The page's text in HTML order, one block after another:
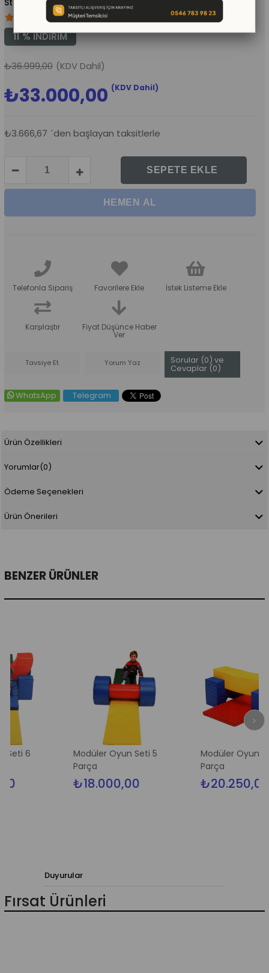
(KMS619)
%
11 İNDIRIM
₺36.999,00 (KDV Dahil)
₺33.000,00 (KDV Dahil)
₺3.666,67 `den başlayan taksitlerle
Telefonla Sipariş Favorilere Ekle İstek Listeme Ekle
Karşılaştır Fiyat Düşünce Haber
Ver
Tavsiye Et Yorum Yaz Sorular (0) ve
Cevaplar (0)
WhatsApp Telegram
Ürün Özellikleri
Yorumlar(0)
Ödeme Seçenekleri
Ürün Önerileri
BENZER ÜRÜNLER
Modüler Oyun Seti 5
₺18.000,00
Modüler Oyun Seti 4
₺20.250,00
Duyurular
Fırsat Ürünleri